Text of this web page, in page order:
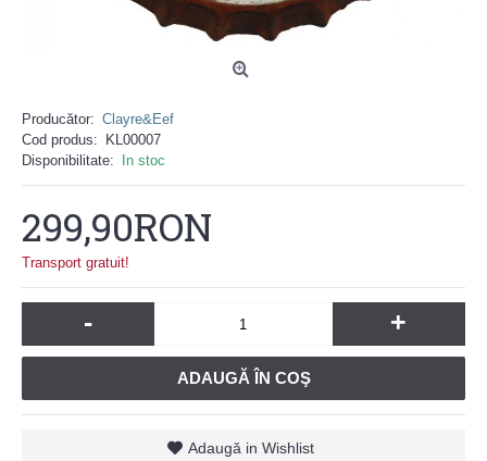
Producător: Clayre&Eef
Cod produs:
KL00007
Disponibilitate:
In stoc
299,90RON
Transport gratuit!
- +
ADAUGĂ ÎN COŞ
Adaugă in Wishlist